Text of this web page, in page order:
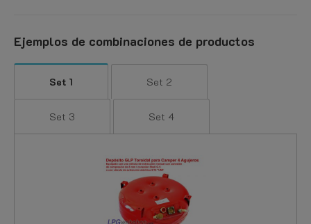
Ejemplos de combinaciones de productos
Set 1 Set 2
Set 3 Set 4